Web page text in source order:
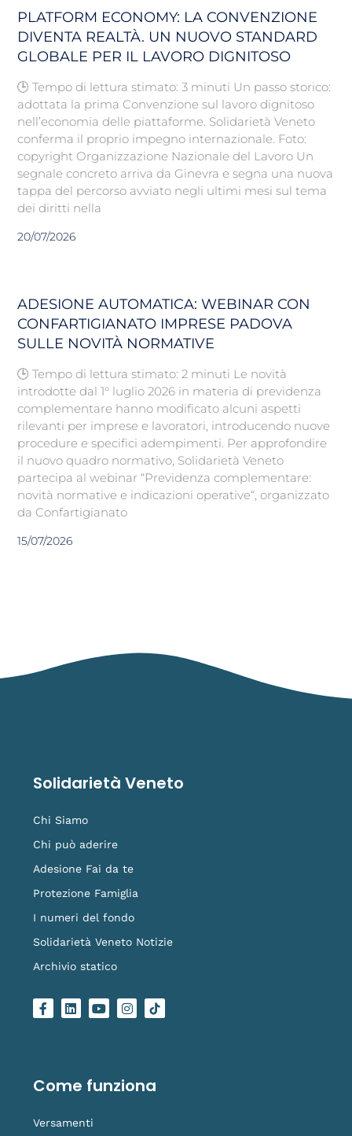
PLATFORM ECONOMY: LA CONVENZIONE
DIVENTA REALTÀ. UN NUOVO STANDARD
GLOBALE PER IL LAVORO DIGNITOSO
🕒 Tempo di lettura stimato: 3 minuti Un passo storico:
adottata la prima Convenzione sul lavoro dignitoso
nell’economia delle piattaforme. Solidarietà Veneto
conferma il proprio impegno internazionale. Foto:
copyright Organizzazione Nazionale del Lavoro Un
segnale concreto arriva da Ginevra e segna una nuova
tappa del percorso avviato negli ultimi mesi sul tema
dei diritti nella
20/07/2026
ADESIONE AUTOMATICA: WEBINAR CON
CONFARTIGIANATO IMPRESE PADOVA
SULLE NOVITÀ NORMATIVE
🕒 Tempo di lettura stimato: 2 minuti Le novità
introdotte dal 1° luglio 2026 in materia di previdenza
complementare hanno modificato alcuni aspetti
rilevanti per imprese e lavoratori, introducendo nuove
procedure e specifici adempimenti. Per approfondire
il nuovo quadro normativo, Solidarietà Veneto
partecipa al webinar “Previdenza complementare:
novità normative e indicazioni operative“, organizzato
da Confartigianato
15/07/2026
Solidarietà Veneto
Chi Siamo
Chi può aderire
Adesione Fai da te
Protezione Famiglia
I numeri del fondo
Solidarietà Veneto Notizie
Archivio statico
F
a
o
k
L
i
n
Y
o
I
n
a
L
o
k
Come funziona
Versamenti